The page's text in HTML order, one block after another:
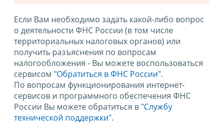
Если Вам необходимо задать какой-либо вопрос
о деятельности ФНС России (в том числе
территориальных налоговых органов) или
получить разъяснения по вопросам
налогообложения - Вы можете воспользоваться
сервисом "Обратиться в ФНС России".
По вопросам функционирования интернет-
сервисов и программного обеспечения ФНС
России Вы можете обратиться в "Службу
технической поддержки".